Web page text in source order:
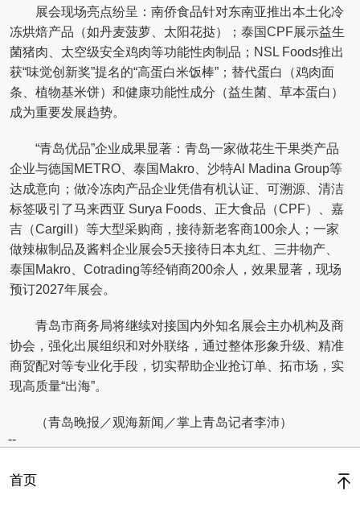
展会现场亮点纷呈：南侨食品针对东南亚推出本土化冷
冻烘焙产品（如丹麦菠萝、太阳花挞）；泰国CPF展示益生
菌猪肉、太空级安全鸡肉等功能性肉制品；NSL Foods推出
获“味觉创新奖”提名的“高蛋白米饭棒”；替代蛋白（鸡肉面
条、植物基米饼）和健康功能性成分（益生菌、草本蛋白）
成为重要发展趋势。
“青岛优品”企业成果显著：青岛一家做花生干果类产品
企业与德国METRO、泰国Makro、沙特Al Madina Group等
达成意向；做冷冻肉产品企业凭借有机认证、可溯源、清洁
标签吸引了马来西亚 Surya Foods、正大食品（CPF）、嘉
吉（Cargill）等大型采购商，接待新老客商100余人；一家
做辣椒制品及酱料企业展会5天接待日本丸红、三井物产、
泰国Makro、Cotrading等经销商200余人，效果显著，现场
预订2027年展会。
青岛市商务局将继续对接国内外知名展会主办机构及商
协会，强化出展组织和对外联络，通过整体形象升级、精准
商贸配对等专业化手段，切实帮助企业抢订单、拓市场，实
现高质量“出海”。
（青岛晚报／观海新闻／掌上青岛记者李沛）
--
首页